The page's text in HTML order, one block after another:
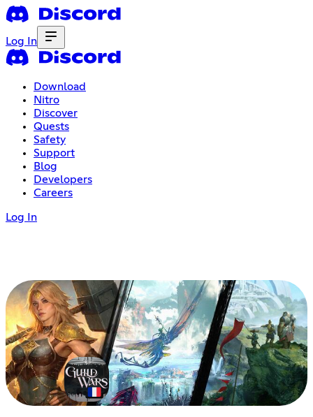
Log In
Download
Nitro
Discover
Quests
Safety
Support
Blog
Developers
Careers
Log In